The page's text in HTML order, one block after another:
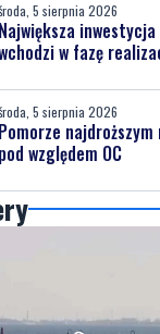
5 sierpnia 2026
Największa
w fazę
5 sierpnia 2026
Pomorze
pod względem OC